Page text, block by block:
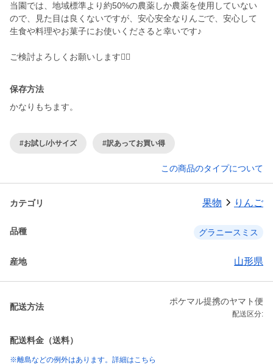
当園では、地域標準より約50%の農薬しか農薬を使用していない
ので、見た目は良くないですが、安心安全なりんごで、安心して
生食や料理やお菓子にお使いくださると幸いです♪
ご検討よろしくお願いします🙇‍♂️
保存方法
かなりもちます。
#お試し/小サイズ #訳あってお買い得
この商品のタイプについて
カテゴリ 果物 りんご
品種 グラニースミス
産地 山形県
配送方法
ポケマル提携のヤマト便
配送区分:
配送料金（送料）
※離島などの例外はあります。詳細はこちら